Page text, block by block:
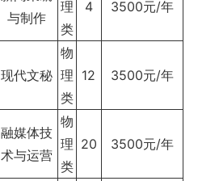
与制作
理
类
4 3500元/年
现代文秘
物
理
类
12 3500元/年
融媒体技
术与运营
物
理
类
20 3500元/年